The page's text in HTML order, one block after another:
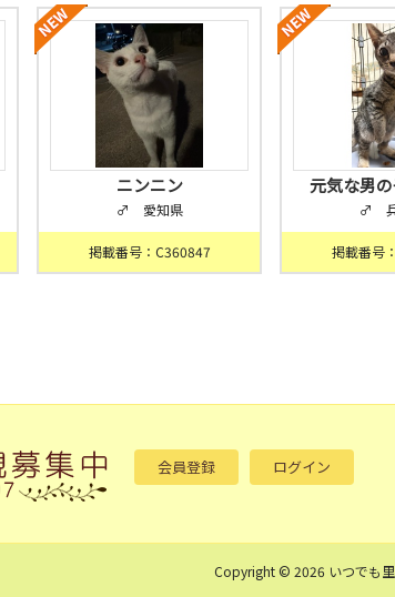
ニンニン
♂ 愛知県
掲載番号：C360847
元気な男
♂
掲載番号
会員登録 ログイン
Copyright © 2026 いつでも里